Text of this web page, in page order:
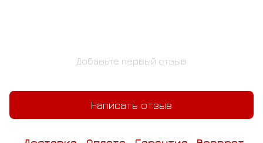
Добавьте первый отзыв
Написать отзыв